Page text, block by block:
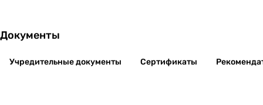
Документы
Учредительные документы Сертификаты